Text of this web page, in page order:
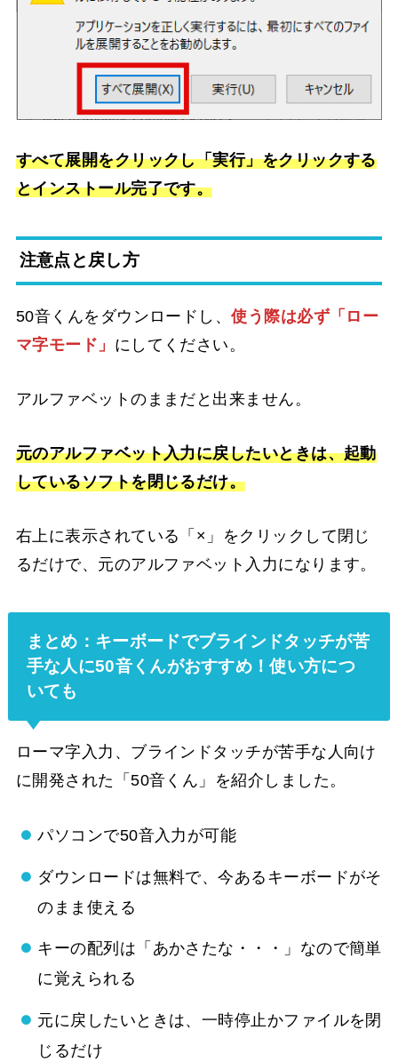
すべて展開をクリックし「実行」をクリックする
とインストール完了です。
注意点と戻し方
50音くんをダウンロードし、使う際は必ず「ロー
マ字モード」 にしてください。
アルファベットのままだと出来ません。
元のアルファベット入力に戻したいときは、起動
しているソフトを閉じるだけ。
右上に表示されている「×」をクリックして閉じ
るだけで、元のアルファベット入力になります。
まとめ：キーボードでブラインドタッチが苦
手な人に50音くんがおすすめ！使い方につ
いても
ローマ字入力、ブラインドタッチが苦手な人向け
に開発された「50音くん」を紹介しました。
パソコンで50音入力が可能
ダウンロードは無料で、今あるキーボードがそ
のまま使える
キーの配列は「あかさたな・・・」なので簡単
に覚えられる
元に戻したいときは、一時停止かファイルを閉
じるだけ